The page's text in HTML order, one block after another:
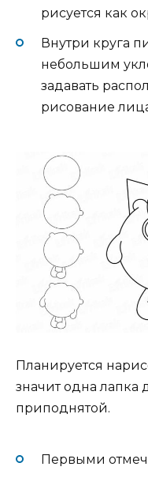
рисуется как
Внутри круга
небольшим
задавать
рисование
Планируется
значит одна лапка
приподнятой.
Первыми